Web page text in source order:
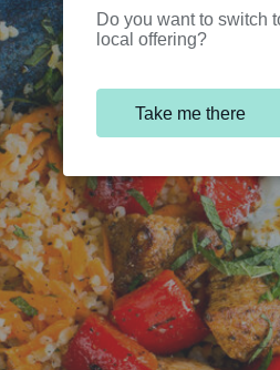
Do you want to switch
local offering?
Take me there